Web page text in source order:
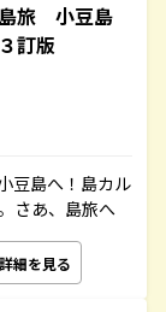
旅 小豆島
訂版
豆島へ！島カル
さあ、島旅へ
詳細を見る